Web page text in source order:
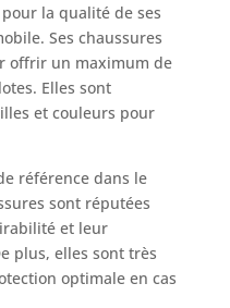
la qualité de ses
Ses chaussures
offrir un maximum de
Elles sont
et couleurs pour
référence dans le
sont réputées
et leur
plus, elles sont très
optimale en cas